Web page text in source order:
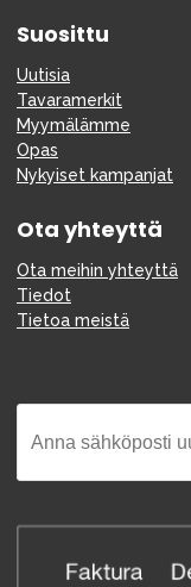
Suosittu
Uutisia
Tavaramerkit
Myymälämme
Opas
Nykyiset kampanjat
Ota yhteyttä
Ota meihin yhteyttä
Tiedot
Tietoa meistä